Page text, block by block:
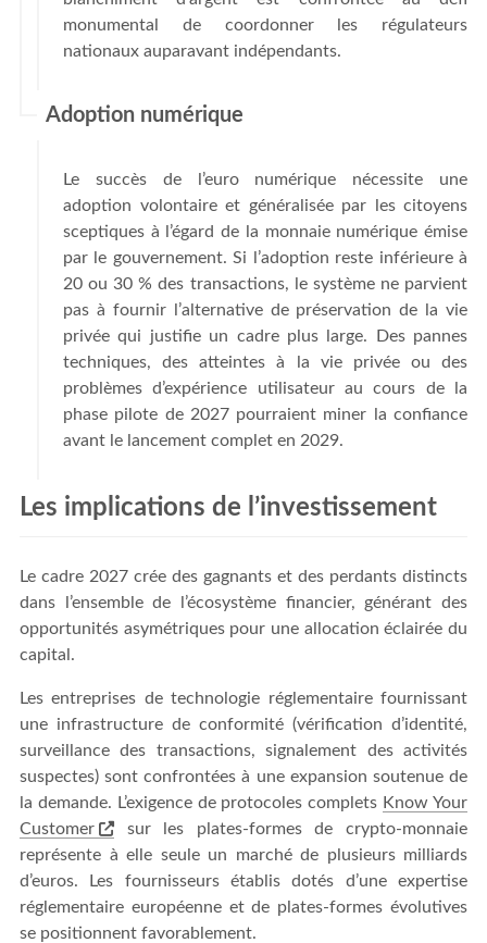
monumental de coordonner les régulateurs
nationaux auparavant indépendants.
Adoption numérique
Le succès de l’euro numérique nécessite une
adoption volontaire et généralisée par les citoyens
sceptiques à l’égard de la monnaie numérique émise
par le gouvernement. Si l’adoption reste inférieure à
20 ou 30 % des transactions, le système ne parvient
pas à fournir l’alternative de préservation de la vie
privée qui justifie un cadre plus large. Des pannes
techniques, des atteintes à la vie privée ou des
problèmes d’expérience utilisateur au cours de la
phase pilote de 2027 pourraient miner la confiance
avant le lancement complet en 2029.
Les implications de l’investissement
Le cadre 2027 crée des gagnants et des perdants distincts
dans l’ensemble de l’écosystème financier, générant des
opportunités asymétriques pour une allocation éclairée du
capital.
Les entreprises de technologie réglementaire fournissant
une infrastructure de conformité (vérification d’identité,
surveillance des transactions, signalement des activités
suspectes) sont confrontées à une expansion soutenue de
la demande. L’exigence de protocoles complets Know Your
Customer
sur les plates-formes de crypto-monnaie
représente à elle seule un marché de plusieurs milliards
d’euros. Les fournisseurs établis dotés d’une expertise
réglementaire européenne et de plates-formes évolutives
se positionnent favorablement.